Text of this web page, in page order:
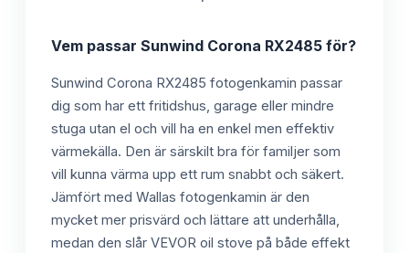
Vem passar Sunwind Corona RX2485 för?
Sunwind Corona RX2485 fotogenkamin passar
dig som har ett fritidshus, garage eller mindre
stuga utan el och vill ha en enkel men effektiv
värmekälla. Den är särskilt bra för familjer som
vill kunna värma upp ett rum snabbt och säkert.
Jämfört med Wallas fotogenkamin är den
mycket mer prisvärd och lättare att underhålla,
medan den slår VEVOR oil stove på både effekt